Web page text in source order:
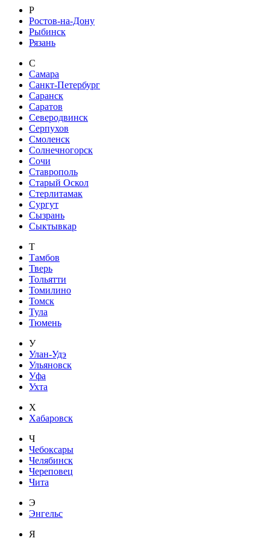
Р
Ростов-на-Дону
Рыбинск
Рязань
С
Самара
Санкт-Петербург
Саранск
Саратов
Северодвинск
Серпухов
Смоленск
Солнечногорск
Сочи
Ставрополь
Старый Оскол
Стерлитамак
Сургут
Сызрань
Сыктывкар
Т
Тамбов
Тверь
Тольятти
Томилино
Томск
Тула
Тюмень
У
Улан-Удэ
Ульяновск
Уфа
Ухта
Х
Хабаровск
Ч
Чебоксары
Челябинск
Череповец
Чита
Э
Энгельс
Я